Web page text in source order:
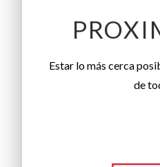
Estar lo más cerca
de